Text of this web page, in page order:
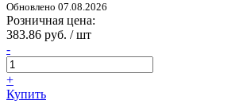
Обновлено 07.08.2026
Розничная цена:
383.86 руб. / шт
-
+
Купить